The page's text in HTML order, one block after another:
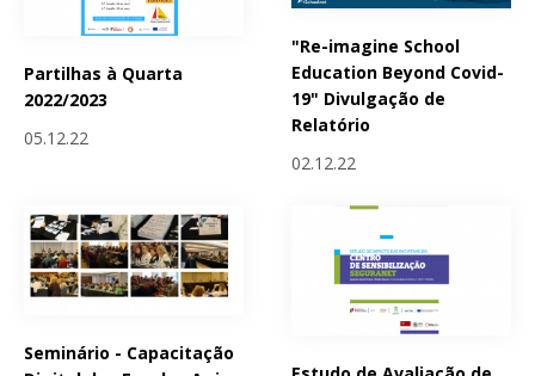
Partilhas à Quarta
2022/2023
05.12.22
"Re-imagine School
Education Beyond Covid-
19" Divulgação de
Relatório
02.12.22
Seminário - Capacitação